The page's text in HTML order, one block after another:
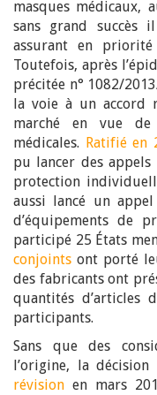
masques médicaux,
sans grand succès
assurant en
Toutefois, après
précitée n° 1082/
la voie à un accord
marché en vue de
médicales. Ratifié en
pu lancer des
protection
aussi lancé un
d’équipements de
participé 25 États
conjoints ont porté
des fabricants ont
quantités d’articles
participants.
Sans que des
l’origine, la
révision en mars